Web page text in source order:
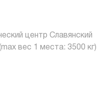
центр Славянский
вес 1 места: 3500 кг)